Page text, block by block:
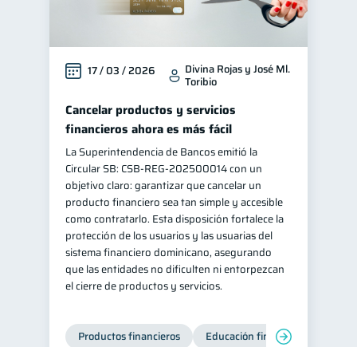
17 / 03 / 2026 Divina Rojas y José Ml.
Toribio
Cancelar productos y servicios
financieros ahora es más fácil
La Superintendencia de Bancos emitió la
Circular SB: CSB‑REG‑202500014 con un
objetivo claro: garantizar que cancelar un
producto financiero sea tan simple y accesible
como contratarlo. Esta disposición fortalece la
protección de los usuarios y las usuarias del
sistema financiero dominicano, asegurando
que las entidades no dificulten ni entorpezcan
el cierre de productos y servicios.
Productos financieros Educación financiera